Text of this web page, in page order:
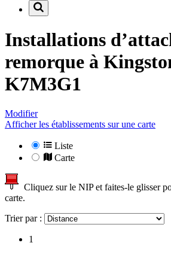
Installations
remorque à
K7M3G1
Modifier
Afficher les établissements sur une carte
Liste
Carte
Cliquez sur le NIP et faites-le glisser
carte.
Trier par :
1